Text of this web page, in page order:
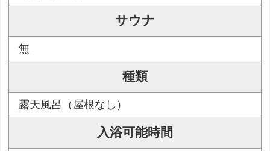
サウナ
無
種類
露天風呂（屋根なし）
入浴可能時間